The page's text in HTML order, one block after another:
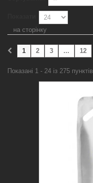
на сторінку
1 2 3 ... 12
Показані 1 - 24 із 275 пунктів